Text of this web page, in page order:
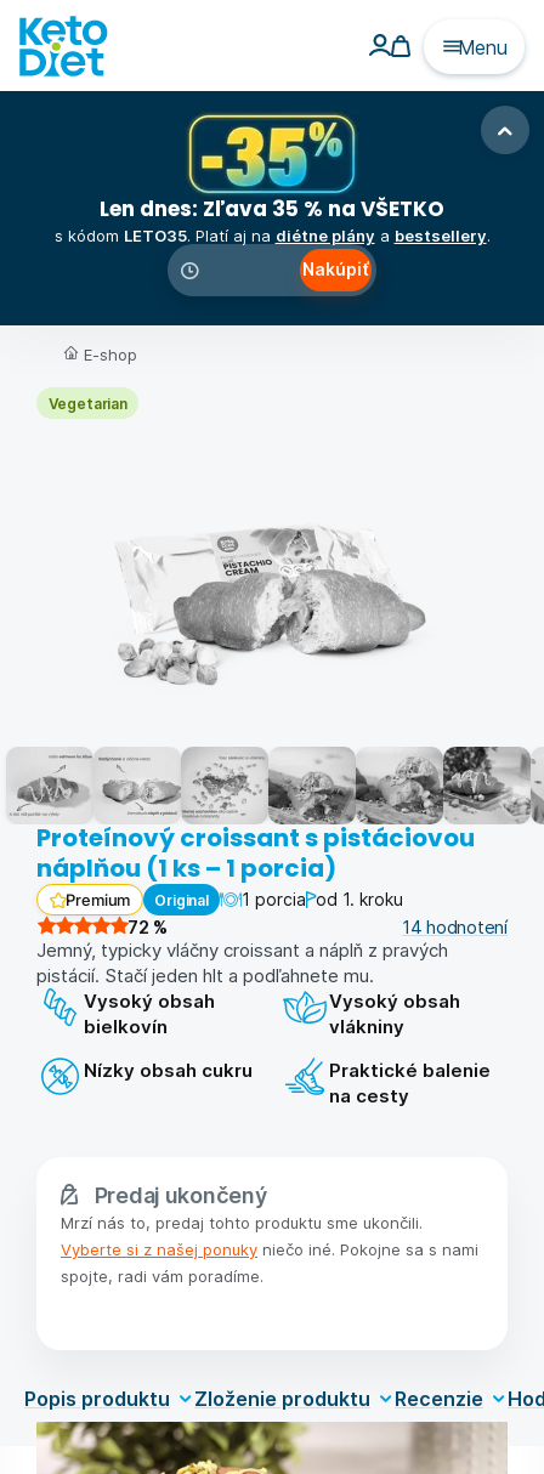
Menu
Len dnes: Zľava 35 % na VŠETKO
s kódom LETO35. Platí aj na diétne plány a bestsellery.
Nakúpiť
E-shop
Vegetarian
Proteínový croissant s pistáciovou
náplňou (1 ks – 1 porcia)
Premium Original 1 porcia od 1. kroku
72 % 14 hodnotení
Jemný, typicky vláčny croissant a náplň z pravých
pistácií. Stačí jeden hlt a podľahnete mu.
Vysoký obsah
bielkovín
Vysoký obsah
vlákniny
Nízky obsah cukru
Praktické balenie
na cesty
Predaj ukončený
Mrzí nás to, predaj tohto produktu sme ukončili.
Vyberte si z našej ponuky niečo iné. Pokojne sa s nami
spojte, radi vám poradíme.
Popis produktu Zloženie produktu Recenzie